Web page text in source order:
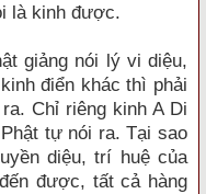
là kinh được.
giảng nói lý vi diệu,
điển khác thì phải
Chỉ riêng kinh A Di
tự nói ra. Tại sao
diệu, trí huệ của
được, tất cả hàng